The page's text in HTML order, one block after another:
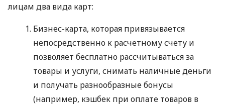
лицам два вида карт:
Бизнес-карта, которая привязывается
непосредственно к расчетному счету и
позволяет бесплатно рассчитываться за
товары и услуги, снимать наличные деньги
и получать разнообразные бонусы
(например, кэшбек при оплате товаров в